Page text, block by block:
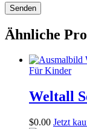
Ähnliche
Für Kinder
Weltall
$0.00 Jetzt